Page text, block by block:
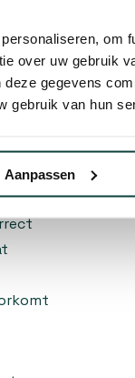
om
over uw gebruik
gegevens
gebruik van hun
Aanpassen